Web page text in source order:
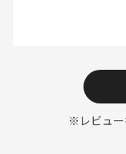
※レビュ